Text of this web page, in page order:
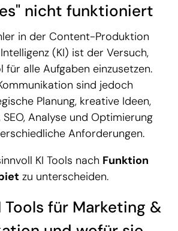
nicht funktioniert
in der Content-Produktion
(KI) ist der Versuch,
für alle Aufgaben einzusetzen.
sind jedoch
Planung, kreative Ideen,
Analyse und Optimierung
Anforderungen.
KI Tools nach Funktion
zu unterscheiden.
Tools für Marketing &